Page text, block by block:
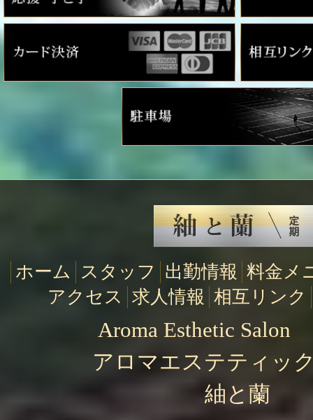
ホーム スタッフ 出勤情報 料金メ
アクセス 求人情報 相互リンク
Aroma Esthetic
アロマエステティッ
紬と蘭